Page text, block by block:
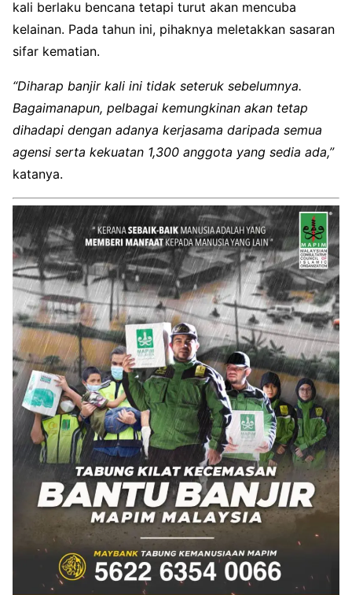
kali berlaku bencana tetapi turut akan mencuba
kelainan. Pada tahun ini, pihaknya meletakkan sasaran
sifar kematian.
“Diharap banjir kali ini tidak seteruk sebelumnya.
Bagaimanapun, pelbagai kemungkinan akan tetap
dihadapi dengan adanya kerjasama daripada semua
agensi serta kekuatan 1,300 anggota yang sedia ada,”
katanya.